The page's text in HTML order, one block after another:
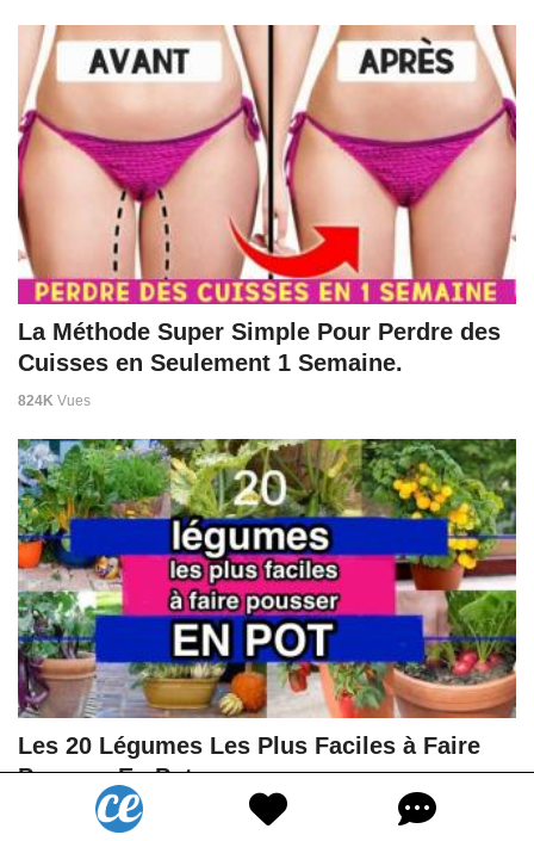
La Méthode Super Simple Pour Perdre des
Cuisses en Seulement 1 Semaine.
824K Vues
Les 20 Légumes Les Plus Faciles à Faire
Pousser En Pot.